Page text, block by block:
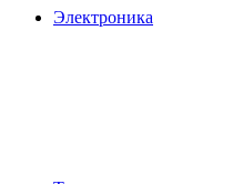
Электроника